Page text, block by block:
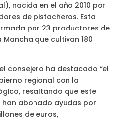
nacida en el año 2010 por
de pistacheros. Esta
por 23 productores de
que cultivan 180
consejero ha destacado “el
regional con la
resaltando que este
han abonado ayudas por
de euros,